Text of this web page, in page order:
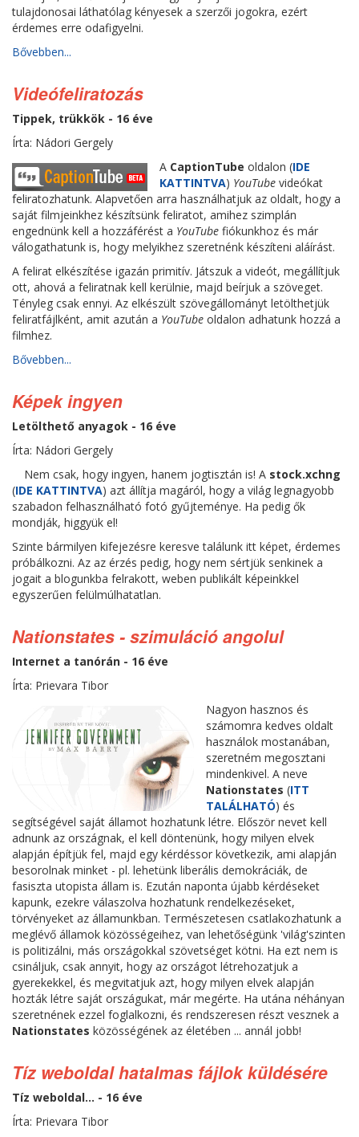
tulajdonosai láthatólag kényesek a szerzői jogokra, ezért
érdemes erre odafigyelni.
Bővebben...
Videófeliratozás
Tippek, trükkök - 16 éve
Írta: Nádori Gergely
A CaptionTube oldalon (IDE
KATTINTVA) YouTube videókat
feliratozhatunk. Alapvetően arra használhatjuk az oldalt, hogy a
saját filmjeinkhez készítsünk feliratot, amihez szimplán
engednünk kell a hozzáférést a YouTube fiókunkhoz és már
válogathatunk is, hogy melyikhez szeretnénk készíteni aláírást.
A felirat elkészítése igazán primitív. Játszuk a videót, megállítjuk
ott, ahová a feliratnak kell kerülnie, majd beírjuk a szöveget.
Tényleg csak ennyi. Az elkészült szövegállományt letölthetjük
feliratfájlként, amit azután a YouTube oldalon adhatunk hozzá a
filmhez.
Bővebben...
Képek ingyen
Letölthető anyagok - 16 éve
Írta: Nádori Gergely
Nem csak, hogy ingyen, hanem jogtisztán is! A stock.xchng
(IDE KATTINTVA) azt állítja magáról, hogy a világ legnagyobb
szabadon felhasználható fotó gyűjteménye. Ha pedig ők
mondják, higgyük el!
Szinte bármilyen kifejezésre keresve találunk itt képet, érdemes
próbálkozni. Az az érzés pedig, hogy nem sértjük senkinek a
jogait a blogunkba felrakott, weben publikált képeinkkel
egyszerűen felülmúlhatatlan.
Nationstates - szimuláció angolul
Internet a tanórán - 16 éve
Írta: Prievara Tibor
Nagyon hasznos és
számomra kedves oldalt
használok mostanában,
szeretném megosztani
mindenkivel. A neve
Nationstates (ITT
TALÁLHATÓ) és
segítségével saját államot hozhatunk létre. Először nevet kell
adnunk az országnak, el kell döntenünk, hogy milyen elvek
alapján építjük fel, majd egy kérdéssor következik, ami alapján
besorolnak minket - pl. lehetünk liberális demokráciák, de
fasiszta utopista állam is. Ezután naponta újabb kérdéseket
kapunk, ezekre válaszolva hozhatunk rendelkezéseket,
törvényeket az államunkban. Természetesen csatlakozhatunk a
meglévő államok közösségeihez, van lehetőségünk 'világ'szinten
is politizálni, más országokkal szövetséget kötni. Ha ezt nem is
csináljuk, csak annyit, hogy az országot létrehozatjuk a
gyerekekkel, és megvitatjuk azt, hogy milyen elvek alapján
hozták létre saját országukat, már megérte. Ha utána néhányan
szeretnének ezzel foglalkozni, és rendszeresen részt vesznek a
Nationstates közösségének az életében ... annál jobb!
Tíz weboldal hatalmas fájlok küldésére
Tíz weboldal... - 16 éve
Írta: Prievara Tibor